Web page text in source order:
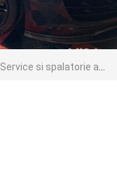
Service si spalatorie auto